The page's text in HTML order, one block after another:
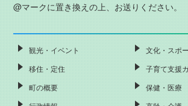
@マークに置き換えの上、お送りください。
観光・イベント
移住・定住
町の概要
文化・スポ
子育て支援
保健・医療